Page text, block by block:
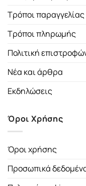
Τρόποι παραγγελίας
Τρόποι πληρωμής
Πολιτική
Νέα και άρθρα
Εκδηλώσεις
Όροι Χρήσης
Όροι χρήσης
Προσωπικά